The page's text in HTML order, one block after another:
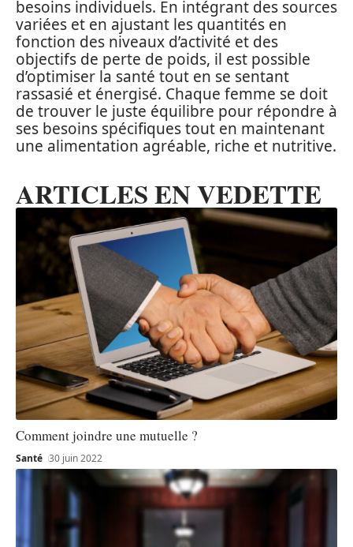
besoins individuels. En intégrant des sources
variées et en ajustant les quantités en
fonction des niveaux d’activité et des
objectifs de perte de poids, il est possible
d’optimiser la santé tout en se sentant
rassasié et énergisé. Chaque femme se doit
de trouver le juste équilibre pour répondre à
ses besoins spécifiques tout en maintenant
une alimentation agréable, riche et nutritive.
ARTICLES EN VEDETTE
Comment joindre une mutuelle ?
Santé 30 juin 2022